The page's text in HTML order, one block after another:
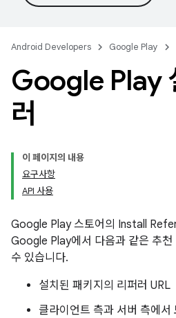
Android Developers Google Play
Google Play
러
이 페이지의 내용
요구사항
API 사용
Google Play 스토어의 Install
Google Play에서 다음과 같은 추천
수 있습니다.
설치된 패키지의 리퍼러 URL
클라이언트 측과 서버 측에